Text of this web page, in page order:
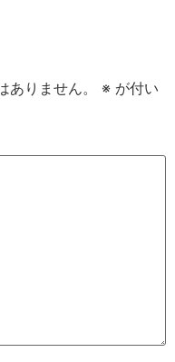
りません。 ※ が付い